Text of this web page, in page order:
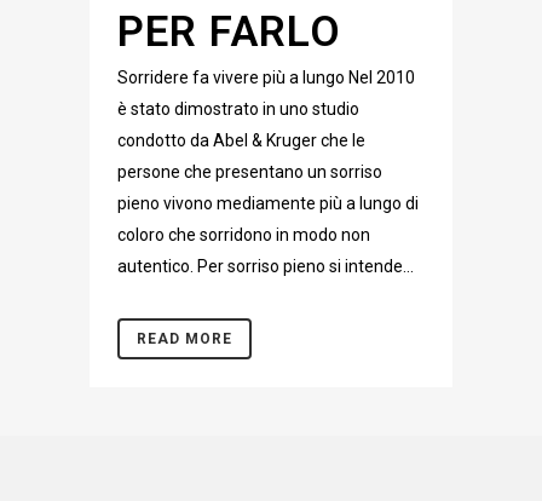
PER FARLO
Sorridere fa vivere più a lungo Nel 2010
è stato dimostrato in uno studio
condotto da Abel & Kruger che le
persone che presentano un sorriso
pieno vivono mediamente più a lungo di
coloro che sorridono in modo non
autentico. Per sorriso pieno si intende...
READ MORE